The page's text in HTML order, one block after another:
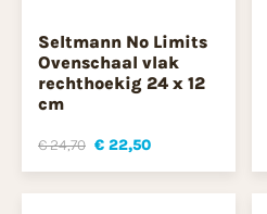
Seltmann No Limits
Ovenschaal vlak
rechthoekig 24 x 12
cm
€ 24,70 € 22,50